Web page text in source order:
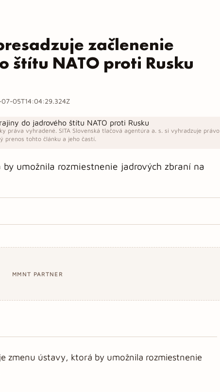
začlenenie
štítu NATO proti Rusku
05T14:04:29.324Z
práva vyhradené. SITA Slovenská tlačová agentúra a. s. si vyhradzuje právo
prenos tohto článku a jeho častí.
umožnila rozmiestnenie jadrových zbraní na
MMNT PARTNER
zmenu ústavy, ktorá by umožnila rozmiestnenie